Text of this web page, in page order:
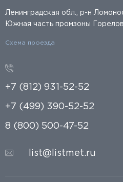
Ленинградская обл., р-н
Южная часть промзоны
Схема проезда
+7 (812) 931-52-52
+7 (499) 390-52-52
8 (800) 500-47-52
list@listmet.ru